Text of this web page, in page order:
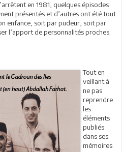
en 1981, quelques épisodes
présentés et d’autres ont été tout
enfance, soit par pudeur, soit par
l’apport de personnalités proches.
Tout en
veillant à
ne pas
reprendre
les
éléments
publiés
dans ses
mémoires